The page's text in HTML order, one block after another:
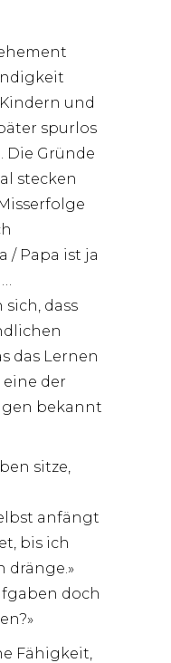
und
spurlos
Die Gründe
stecken
/ Papa ist ja
dass
das Lernen
der
bekannt
sitze,
anfängt
bis ich
dränge.»
doch
Fähigkeit,